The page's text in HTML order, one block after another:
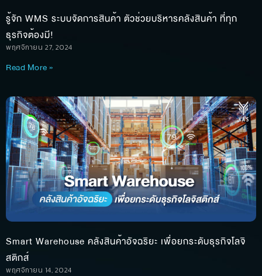
รู้จัก WMS ระบบจัดการสินค้า ตัวช่วยบริหารคลังสินค้า ที่ทุก
ธุรกิจต้องมี!
พฤศจิกายน 27, 2024
Read More »
Smart Warehouse คลังสินค้าอัจฉริยะ เพื่อยกระดับธุรกิจโลจิ
สติกส์
พฤศจิกายน 14, 2024